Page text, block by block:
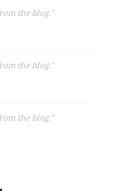
the blog."
the blog."
the blog."